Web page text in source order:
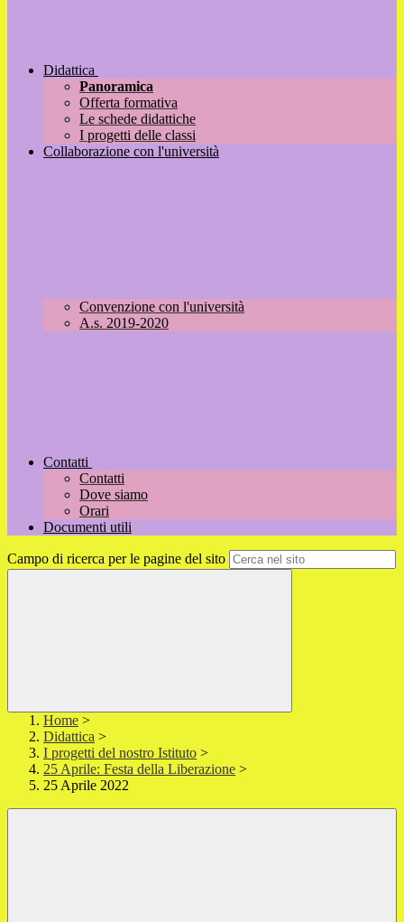
Didattica
Panoramica
Offerta formativa
Le schede didattiche
I progetti delle classi
Collaborazione con l'università
Convenzione con l'università
A.s. 2019-2020
Contatti
Contatti
Dove siamo
Orari
Documenti utili
Campo di ricerca per le pagine del sito
Home >
Didattica >
I progetti del nostro Istituto >
25 Aprile: Festa della Liberazione >
25 Aprile 2022